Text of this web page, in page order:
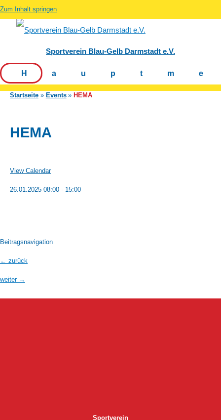
Zum Inhalt springen
Sportverein Blau-Gelb Darmstadt e.V.
Startseite Events HEMA
HEMA
View Calendar
26.01.2025 08:00 - 15:00
Beitragsnavigation
← zurück
weiter →
Sportverein